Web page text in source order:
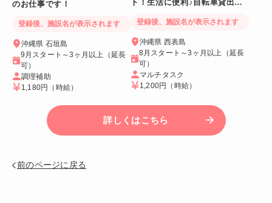
のお仕事です！
登録後、施設名が表示されます
沖縄県 石垣島
9月スタート～3ヶ月以上（延長
可）
調理補助
1,180円 （時給）
ト！生活に便利♪自転車貸出あ
登録後、施設名が表示されます
沖縄県 西表島
8月スタート～3ヶ月以上（延長
可）
マルチタスク
1,200円 （時給）
詳しくはこちら
前のページに戻る